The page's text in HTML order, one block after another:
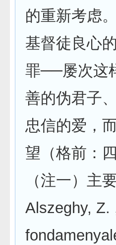
的重新考虑。
基督徒良心
罪──屡次这
善的伪君子
忠信的爱，
望（格前：
（注一）主
Alszeghy, Z.